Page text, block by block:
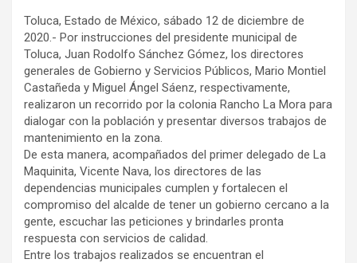
Toluca, Estado de México, sábado 12 de diciembre de
2020.- Por instrucciones del presidente municipal de
Toluca, Juan Rodolfo Sánchez Gómez, los directores
generales de Gobierno y Servicios Públicos, Mario Montiel
Castañeda y Miguel Ángel Sáenz, respectivamente,
realizaron un recorrido por la colonia Rancho La Mora para
dialogar con la población y presentar diversos trabajos de
mantenimiento en la zona.
De esta manera, acompañados del primer delegado de La
Maquinita, Vicente Nava, los directores de las
dependencias municipales cumplen y fortalecen el
compromiso del alcalde de tener un gobierno cercano a la
gente, escuchar las peticiones y brindarles pronta
respuesta con servicios de calidad.
Entre los trabajos realizados se encuentran el